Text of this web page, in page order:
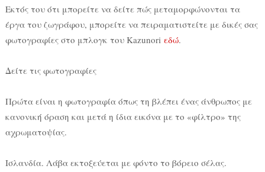
Εκτός του ότι μπορείτε να δείτε πώς μεταμορφώνονται τα
έργα του ζωγράφου, μπορείτε να πειραματιστείτε με δικές σας
φωτογραφίες στο μπλογκ του Kazunori εδώ.
Δείτε τις φωτογραφίες
Πρώτα είναι η φωτογραφία όπως τη βλέπει ένας άνθρωπος με
κανονική όραση και μετά η ίδια εικόνα με το «φίλτρο» της
αχρωματοψίας.
Ισλανδία. Λάβα εκτοξεύεται με φόντο το βόρειο σέλας.